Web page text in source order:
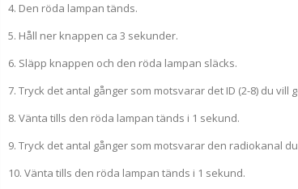
4. Den röda lampan tänds.
5. Håll ner knappen ca 3 sekunder.
6. Släpp knappen och den röda lampan släcks.
7. Tryck det antal gånger som motsvarar det ID (2-8) du vill
8. Vänta tills den röda lampan tänds i 1 sekund.
9. Tryck det antal gånger som motsvarar den radiokanal
10. Vänta tills den röda lampan tänds i 1 sekund.